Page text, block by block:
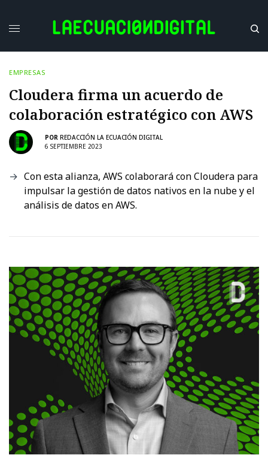
EMPRESAS
Cloudera firma un acuerdo de
colaboración estratégico con AWS
POR REDACCIÓN LA ECUACIÓN DIGITAL
6 SEPTIEMBRE 2023
Con esta alianza, AWS colaborará con Cloudera para
impulsar la gestión de datos nativos en la nube y el
análisis de datos en AWS.